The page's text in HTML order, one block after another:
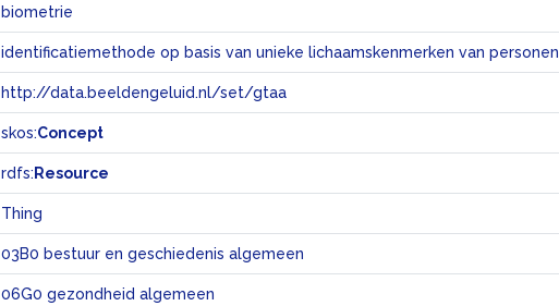
biometrie
identificatiemethode op basis van unieke lichaamskenmerken van personen
http://data.beeldengeluid.nl/set/gtaa
skos:Concept
rdfs: Resource
Thing
03B0 bestuur en geschiedenis algemeen
06G0 gezondheid algemeen